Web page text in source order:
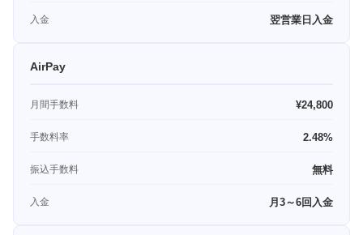
入金 翌営業日入金
AirPay
月間手数料 ¥24,800
手数料率 2.48%
振込手数料 無料
入金 月3～6回入金